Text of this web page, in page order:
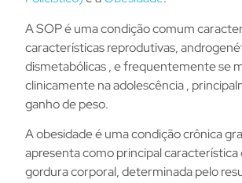
A SOP é ​​uma condição comum
características reprodutivas,
dismetabólicas , e frequentemente se
clinicamente na adolescência ,
ganho de peso.
A obesidade é uma condição crônica
apresenta como principal característica
gordura corporal, determinada pelo